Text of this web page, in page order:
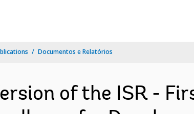
Documentos e Relatórios
of the ISR -